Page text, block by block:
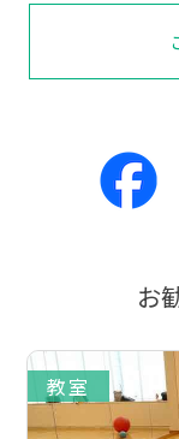
お
教室